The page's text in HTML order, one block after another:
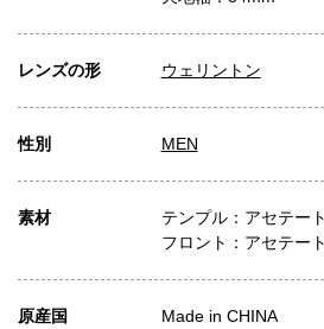
レンズの形 ウェリントン
性別 MEN
素材
テンプル：アセテート
フロント：アセテー
原産国 Made in CHINA